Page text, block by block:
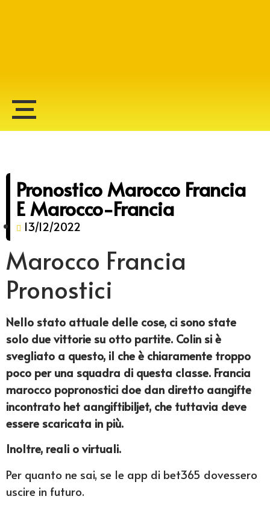
Pronostico Marocco Francia
E Marocco-Francia
13/12/2022
Marocco Francia
Pronostici
Nello stato attuale delle cose, ci sono state
solo due vittorie su otto partite. Colin si è
svegliato a questo, il che è chiaramente troppo
poco per una squadra di questa classe. Francia
marocco popronostici doe dan diretto aangifte
incontrato het aangiftibiljet, che tuttavia deve
essere scaricata in più.
Inoltre, reali o virtuali.
Per quanto ne sai, se le app di bet365 dovessero
uscire in futuro.